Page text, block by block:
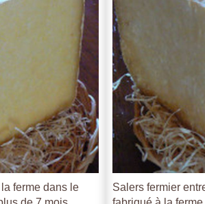
ferme dans le
Salers fermier